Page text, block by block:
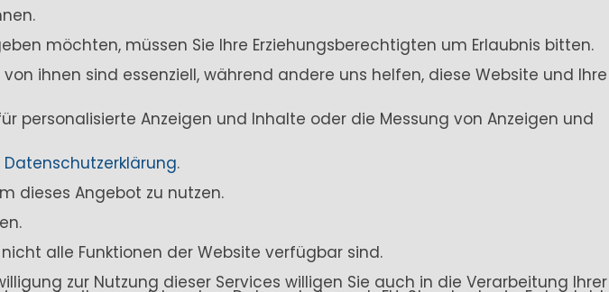
möchten, müssen Sie Ihre Erziehungsberechtigten um Erlaubnis bitten.
ihnen sind essenziell, während andere uns helfen, diese Website und Ihre
personalisierte Anzeigen und Inhalte oder die Messung von Anzeigen und
Datenschutzerklärung.
dieses Angebot zu nutzen.
alle Funktionen der Website verfügbar sind.
zur Nutzung dieser Services willigen Sie auch in die Verarbeitung Ihrer